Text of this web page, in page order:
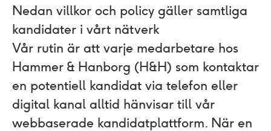
Nedan villkor och policy gäller samtliga
kandidater i vårt nätverk
Vår rutin är att varje medarbetare hos
Hammer & Hanborg (H&H) som kontaktar
en potentiell kandidat via telefon eller
digital kanal alltid hänvisar till vår
webbaserade kandidatplattform. När en